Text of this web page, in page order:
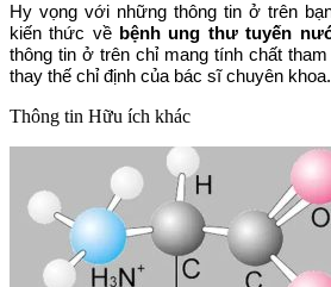
Hy vọng với những thông tin ở trên
kiến thức về bệnh ung thư tuyến
thông tin ở trên chỉ mang tính chất
thay thế chỉ định của bác sĩ chuyên khoa.
Thông tin Hữu ích khác